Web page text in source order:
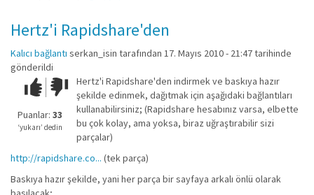
Hertz'i Rapidshare'den
Kalıcı bağlantı serkan_isin tarafından 17. Mayıs 2010 - 21:47 tarihinde
gönderildi
Çok iyi!O
kadar
iyi
değil!
Puanlar: 33
‘yukarı’ dedin
Hertz'i Rapidshare'den indirmek ve baskıya hazır
şekilde edinmek, dağıtmak için aşağıdaki bağlantıları
kullanabilirsiniz; (Rapidshare hesabınız varsa, elbette
bu çok kolay, ama yoksa, biraz uğraştırabilir sizi
parçalar)
http://rapidshare.co... (tek parça)
Baskıya hazır şekilde, yani her parça bir sayfaya arkalı önlü olarak